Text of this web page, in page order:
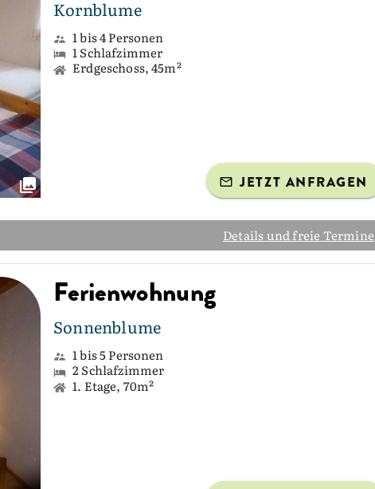
Kornblume
1 bis 4 Personen
1 Schlafzimmer
Erdgeschoss, 45m²
JETZT ANFRAGEN
Details und freie Termine
Ferienwohnung
Sonnenblume
1 bis 5 Personen
2 Schlafzimmer
1. Etage, 70m²